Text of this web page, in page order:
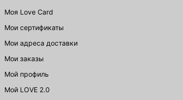
Моя Love Card
Мои сертификаты
Мои адреса доставки
Мои заказы
Мой профиль
Мой LOVE 2.0